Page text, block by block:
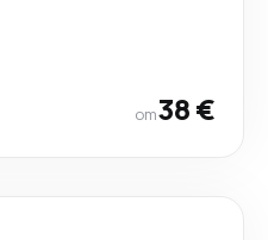
от38 €